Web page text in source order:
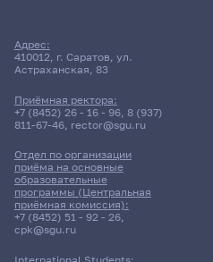
Адрес:
410012, г. Саратов, ул.
Астраханская, 83
Приёмная ректора:
+7 (8452) 26 - 16 - 96, 8 (937)
811-67-46, rector@sgu.ru
Отдел по организации
приёма на основные
образовательные
программы (Центральная
приёмная комиссия):
+7 (8452) 51 - 92 - 26,
cpk@sgu.ru